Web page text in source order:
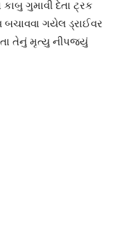
ગુમાવી દેતા ટ્રક
બચાવવા ગયેલ ડ્રાઈવર
તેનું મૃત્યુ નીપજ્યું